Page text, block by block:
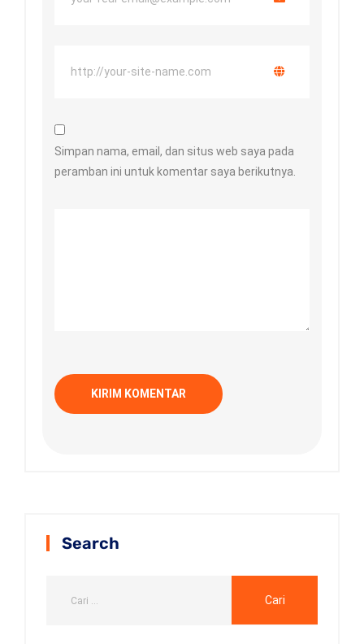
Simpan nama, email, dan situs web saya pada
peramban ini untuk komentar saya berikutnya.
Search